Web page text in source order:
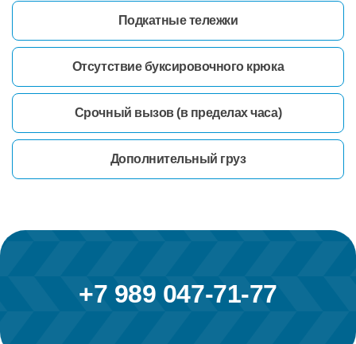
Подкатные тележки
Отсутствие буксировочного крюка
Срочный вызов (в пределах часа)
Дополнительный груз
+7 989 047-71-77